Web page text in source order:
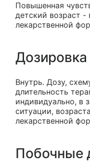
Повышенная
детский возраст -
лекарственной
Дозировка
Внутрь. Дозу,
длительность
индивидуально, в
ситуации,
лекарственной
Побочные